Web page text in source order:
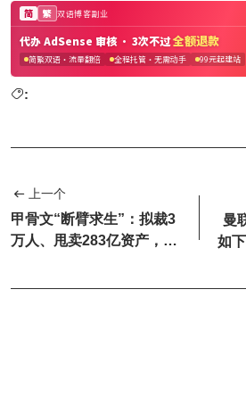
:
上一个
甲骨文“断臂求生”：拟裁3
万人、甩卖283亿资产，AI
曼
如